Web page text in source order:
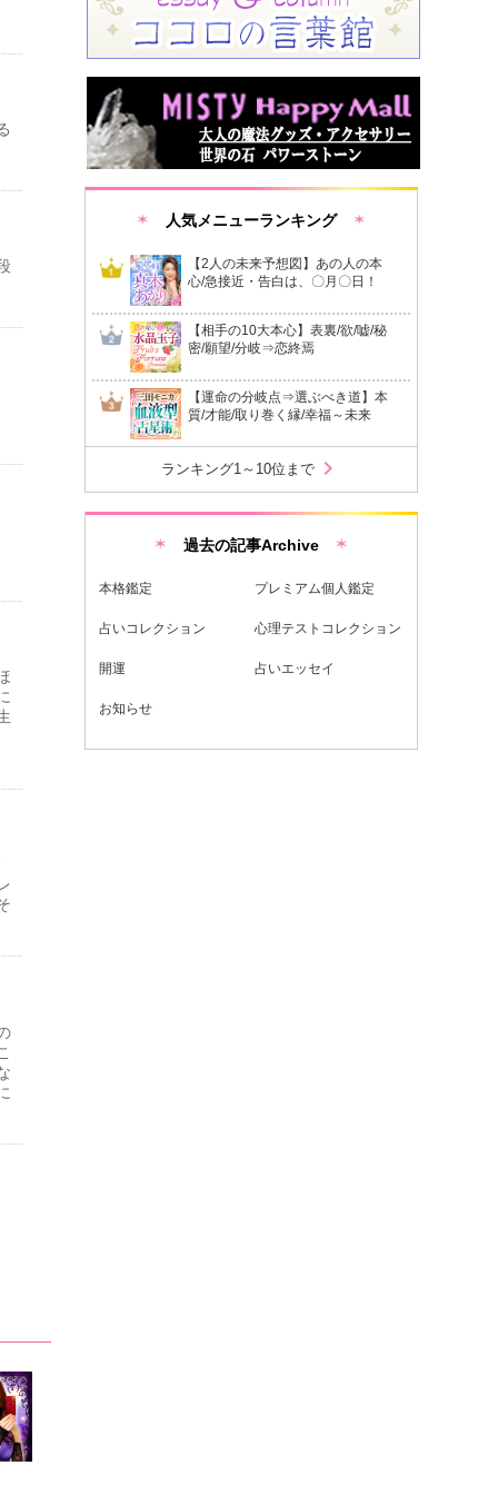
人気メニューランキング
【2人の未来予想図】あの人の本
心/急接近・告白は、〇月〇日！
【相手の10大本心】表裏/欲/嘘/秘
密/願望/分岐⇒恋終焉
【運命の分岐点⇒選ぶべき道】本
質/才能/取り巻く縁/幸福～未来
ランキング1～10位まで chevron_right
過去の記事Archive
本格鑑定 プレミアム個人鑑定
占いコレクション 心理テストコレクション
開運 占いエッセイ
お知らせ